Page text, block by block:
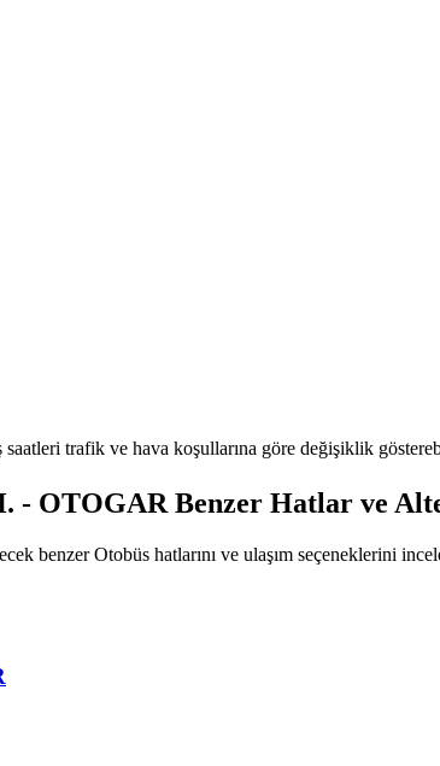
trafik ve hava koşullarına göre değişiklik
- OTOGAR Benzer Hatlar ve
benzer Otobüs hatlarını ve ulaşım seçeneklerini